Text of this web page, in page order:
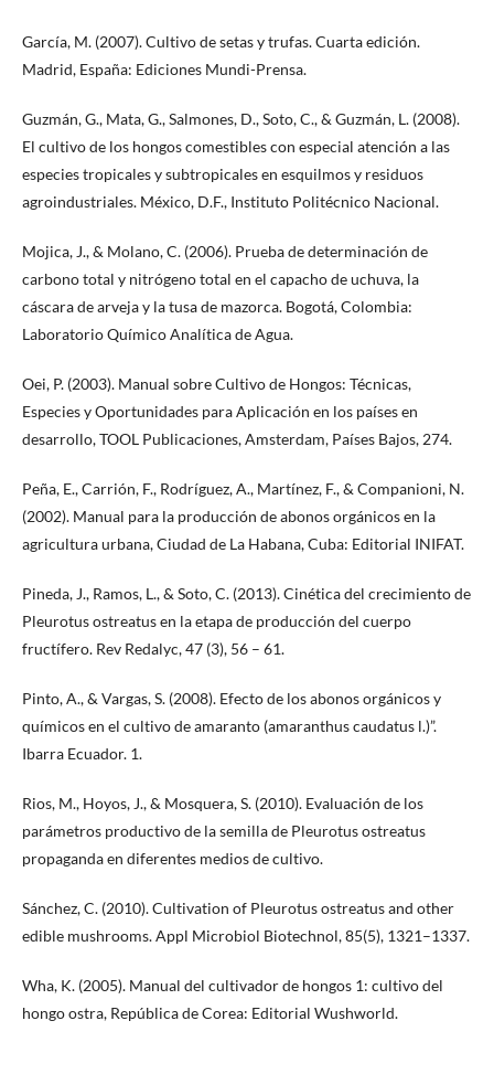
García, M. (2007). Cultivo de setas y trufas. Cuarta edición.
Madrid, España: Ediciones Mundi-Prensa.
Guzmán, G., Mata, G., Salmones, D., Soto, C., & Guzmán, L. (2008).
El cultivo de los hongos comestibles con especial atención a las
especies tropicales y subtropicales en esquilmos y residuos
agroindustriales. México, D.F., Instituto Politécnico Nacional.
Mojica, J., & Molano, C. (2006). Prueba de determinación de
carbono total y nitrógeno total en el capacho de uchuva, la
cáscara de arveja y la tusa de mazorca. Bogotá, Colombia:
Laboratorio Químico Analítica de Agua.
Oei, P. (2003). Manual sobre Cultivo de Hongos: Técnicas,
Especies y Oportunidades para Aplicación en los países en
desarrollo, TOOL Publicaciones, Amsterdam, Países Bajos, 274.
Peña, E., Carrión, F., Rodríguez, A., Martínez, F., & Companioni, N.
(2002). Manual para la producción de abonos orgánicos en la
agricultura urbana, Ciudad de La Habana, Cuba: Editorial INIFAT.
Pineda, J., Ramos, L., & Soto, C. (2013). Cinética del crecimiento de
Pleurotus ostreatus en la etapa de producción del cuerpo
fructífero. Rev Redalyc, 47 (3), 56 – 61.
Pinto, A., & Vargas, S. (2008). Efecto de los abonos orgánicos y
químicos en el cultivo de amaranto (amaranthus caudatus l.)”.
Ibarra Ecuador. 1.
Rios, M., Hoyos, J., & Mosquera, S. (2010). Evaluación de los
parámetros productivo de la semilla de Pleurotus ostreatus
propaganda en diferentes medios de cultivo.
Sánchez, C. (2010). Cultivation of Pleurotus ostreatus and other
edible mushrooms. Appl Microbiol Biotechnol, 85(5), 1321–1337.
Wha, K. (2005). Manual del cultivador de hongos 1: cultivo del
hongo ostra, República de Corea: Editorial Wushworld.